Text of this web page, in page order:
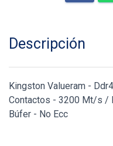
Descripción
Kingston Valueram -
Contactos - 3200 Mt/s /
Búfer - No Ecc